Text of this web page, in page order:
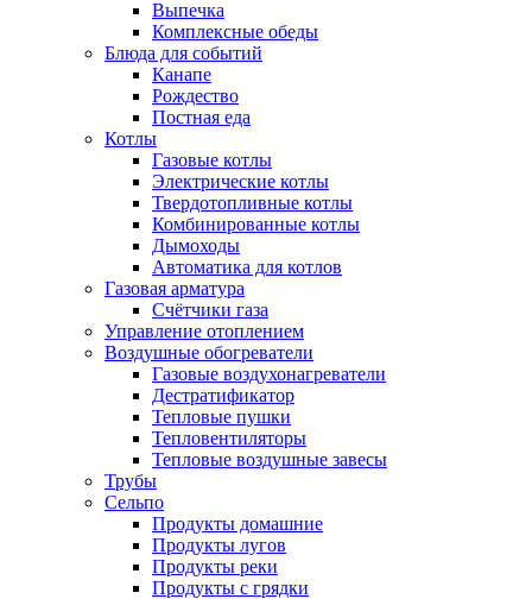
Выпечка
Комплексные обеды
Блюда для событий
Канапе
Рождество
Постная еда
Котлы
Газовые котлы
Электрические котлы
Твердотопливные котлы
Комбинированные котлы
Дымоходы
Автоматика для котлов
Газовая арматура
Счётчики газа
Управление отоплением
Воздушные обогреватели
Газовые воздухонагреватели
Дестратификатор
Тепловые пушки
Тепловентиляторы
Тепловые воздушные завесы
Трубы
Сельпо
Продукты домашние
Продукты лугов
Продукты реки
Продукты с грядки